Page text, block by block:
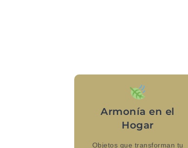
Armonía en el
Hogar
Objetos que transforman tu